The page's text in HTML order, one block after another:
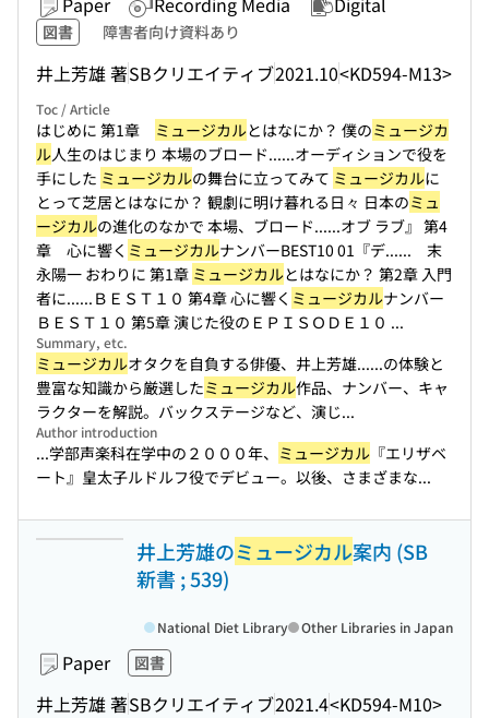
図書 障害者向け資料あり
井上芳雄 著SBクリエイティブ2021.10<KD594-M13>
Toc / Article
はじめに 第1章 ミュージカルとはなにか？ 僕のミュージカ
ル人生のはじまり 本場のブロード......オーディションで役を
手にした ミュージカルの舞台に立ってみて ミュージカルに
とって芝居とはなにか？ 観劇に明け暮れる日々 日本のミュ
ージカルの進化のなかで 本場、ブロード......オブ ラブ』 第4
章 心に響く ミュージカルナンバーBEST10 01『デ...... 末
永陽一 おわりに 第1章 ミュージカルとはなにか？ 第2章 入門
者に......ＢＥＳＴ１０ 第4章 心に響く ミュージカルナンバー
ＢＥＳＴ１０ 第5章 演じた役のＥＰＩＳＯＤＥ１０ ...
Summary, etc.
ミュージカルオタクを自負する俳優、井上芳雄......の体験と
豊富な知識から厳選したミュージカル作品、ナンバー、キャ
ラクターを解説。バックステージなど、演じ...
Author introduction
...学部声楽科在学中の２０００年、 ミュージカル 『エリザベ
ート』皇太子ルドルフ役でデビュー。以後、さまざまな...
井上芳雄のミュージカル案内 (SB
新書 ; 539)
Paper 図書
井上芳雄 著SBクリエイティブ2021.4<KD594-M10>
National Diet Library Other Libraries in Japan